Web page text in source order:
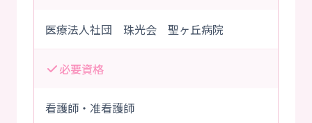
医療法人社団 珠光会 聖ヶ丘病院
必要資格
看護師・准看護師